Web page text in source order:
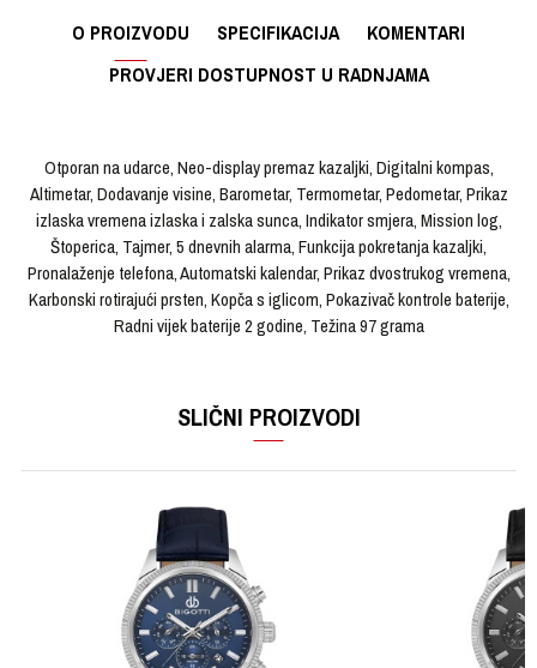
O PROIZVODU SPECIFIKACIJA
KOMENTARI
PROVJERI DOSTUPNOST U RADNJAMA
Otporan na udarce, Neo-display premaz kazaljki, Digitalni kompas,
Altimetar, Dodavanje visine, Barometar, Termometar, Pedometar, Prikaz
izlaska vremena izlaska i zalska sunca, Indikator smjera, Mission log,
Štoperica, Tajmer, 5 dnevnih alarma, Funkcija pokretanja kazaljki,
Pronalaženje telefona, Automatski kalendar, Prikaz dvostrukog vremena,
Karbonski rotirajući prsten, Kopča s iglicom, Pokazivač kontrole baterije,
Radni vijek baterije 2 godine, Težina 97 grama
Ručni sat
Materijal sata
SLIČNI PROIZVODI